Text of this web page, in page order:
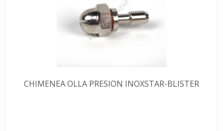
CHIMENEA OLLA PRESION INOXSTAR-BLISTER